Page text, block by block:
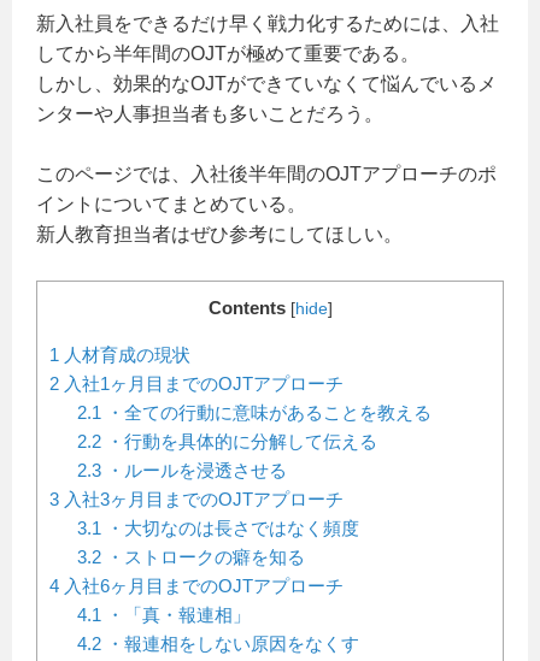
新入社員をできるだけ早く戦力化するためには、入社
してから半年間のOJTが極めて重要である。
しかし、効果的なOJTができていなくて悩んでいるメ
ンターや人事担当者も多いことだろう。
このページでは、入社後半年間のOJTアプローチのポ
イントについてまとめている。
新人教育担当者はぜひ参考にしてほしい。
Contents [hide]
1 人材育成の現状
2 入社1ヶ月目までのOJTアプローチ
2.1 ・全ての行動に意味があることを教える
2.2・行動を具体的に分解して伝える
2.3・ルールを浸透させる
3 入社3ヶ月目までのOJTアプローチ
3.1 ・大切なのは長さではなく頻度
3.2・ストロークの癖を知る
4 入社6ヶ月目までのOJTアプローチ
4.1 ・「真・報連相」
4.2・報連相をしない原因をなくす